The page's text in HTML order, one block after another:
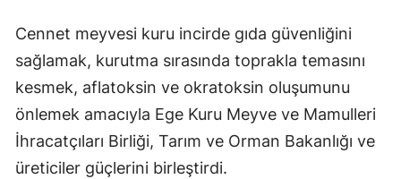
Cennet meyvesi kuru incirde gıda güvenliğini
sağlamak, kurutma sırasında toprakla temasını
kesmek, aflatoksin ve okratoksin oluşumunu
önlemek amacıyla Ege Kuru Meyve ve Mamulleri
İhracatçıları Birliği, Tarım ve Orman Bakanlığı ve
üreticiler güçlerini birleştirdi.